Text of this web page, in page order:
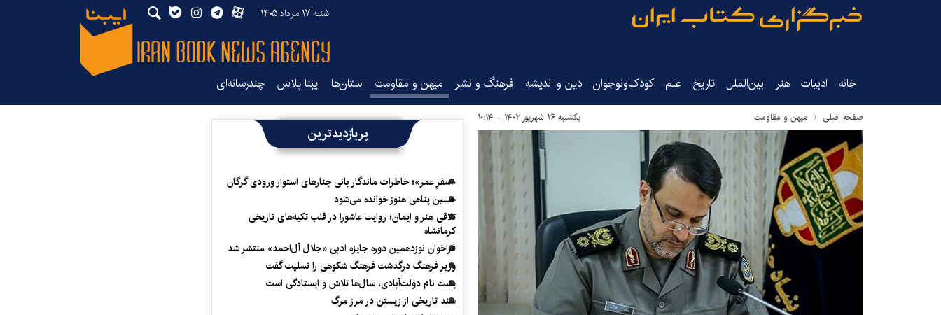
شنبه ۱۷ مرداد ۱۴۰۵
خانه ادبیات هنر بین‌الملل تاریخ‌ علم کودک‌ونوجوان دین و اندیشه فرهنگ و نشر میهن و مقاومت استان‌ها ایبنا پلاس چندرسانه‌ای
صفحه اصلی میهن و مقاومت یکشنبه ۲۶ شهریور ۱۴۰۲ - ۱۰:۱۴
پربازدیدترین
«سفرِ عمر»؛ خاطرات ماندگار بانی چنارهای استوار ورودی گرگان
حسین پناهی هنوز خوانده می‌شود
تلاقی هنر و ایمان؛ روایت عاشورا در قلب تکیه‌های تاریخی
کرمانشاه
فراخوان نوزدهمین دوره جایزه ادبی «جلال آل‌احمد» منتشر شد
وزیر فرهنگ درگذشت فرهنگ شکوهی را تسلیت گفت
پشت نام دولت‌آبادی، سال‌ها تلاش و ایستادگی است
سند تاریخی از زیستن در مرز مرگ